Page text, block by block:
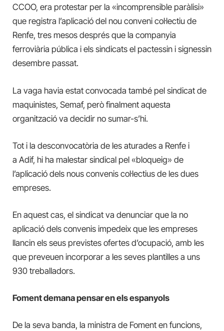
CCOO, era protestar per la «incomprensible paràlisi»
que registra l’aplicació del nou conveni col·lectiu de
Renfe, tres mesos després que la companyia
ferroviària pública i els sindicats el pactessin i signessin
desembre passat.
La vaga havia estat convocada també pel sindicat de
maquinistes, Semaf, però finalment aquesta
organització va decidir no sumar-s’hi.
Tot i la desconvocatòria de les aturades a Renfe i
a Adif, hi ha malestar sindical pel «bloqueig» de
l’aplicació dels nous convenis col·lectius de les dues
empreses.
En aquest cas, el sindicat va denunciar que la no
aplicació dels convenis impedeix que les empreses
llancin els seus previstes ofertes d’ocupació, amb les
que preveuen incorporar a les seves plantilles a uns
930 treballadors.
Foment demana pensar en els espanyols
De la seva banda, la ministra de Foment en funcions,